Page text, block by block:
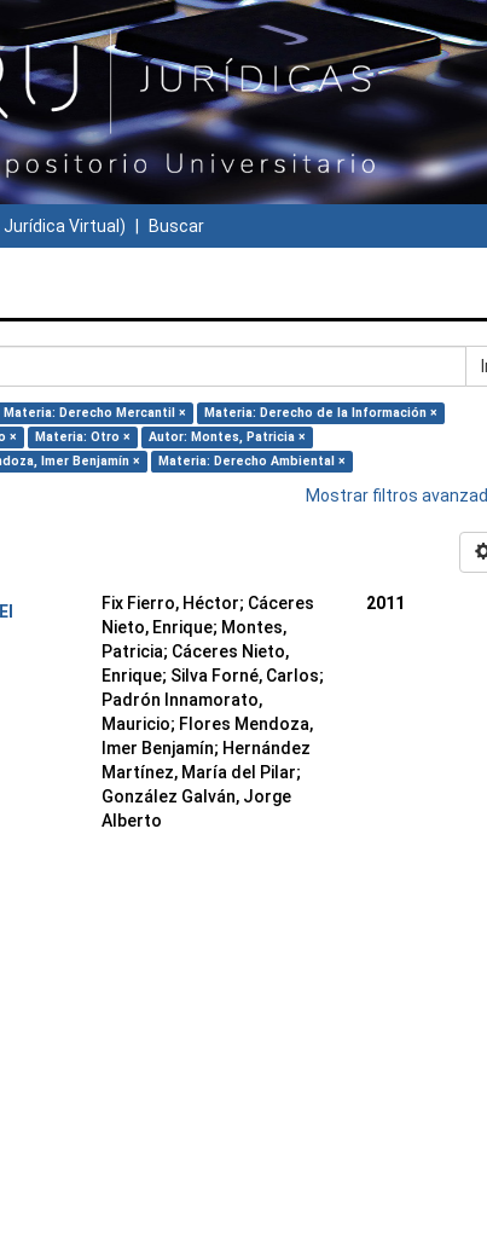
Virtual) Buscar
Materia: Derecho Mercantil ×
Materia: Derecho de la Información ×
× Materia: Otro ×
Autor: Montes, Patricia ×
Imer Benjamín × Materia: Derecho Ambiental ×
Mostrar filtros
Fix Fierro, Héctor; Cáceres
Nieto, Enrique; Montes,
Patricia; Cáceres Nieto,
Enrique; Silva Forné, Carlos;
Padrón Innamorato,
Mauricio; Flores Mendoza,
Imer Benjamín; Hernández
Martínez, María del Pilar;
González Galván, Jorge
Alberto
2011